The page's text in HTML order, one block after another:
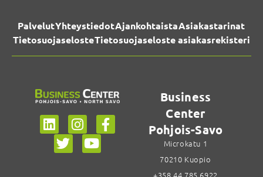
PalvelutYhteystiedotAjankohtaistaAsiakastarinat
TietosuojaselosteTietosuojaseloste asiakasrekisteri
Business
Center
Pohjois-Savo
Microkatu 1
70210 Kuopio